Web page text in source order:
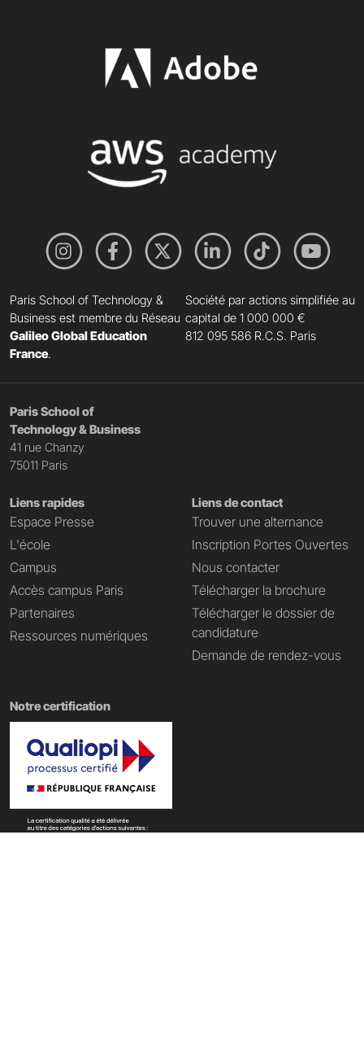
Paris School of Technology &
Business est membre du Réseau
Galileo Global Education
France.
Société par actions simplifiée au
capital de 1 000 000 €
812 095 586 R.C.S. Paris
Paris School of
Technology & Business
41 rue Chanzy
75011 Paris
Liens rapides
Espace Presse
L'école
Campus
Accès campus Paris
Partenaires
Ressources numériques
Liens de contact
Trouver une alternance
Inscription Portes Ouvertes
Nous contacter
Télécharger la brochure
Télécharger le dossier de
candidature
Demande de rendez-vous
Notre certification